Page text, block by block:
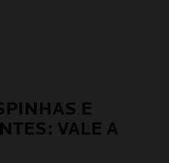
E
VALE A